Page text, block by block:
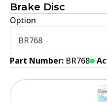
Brake Disc
Option
BR768
Part Number: BR768